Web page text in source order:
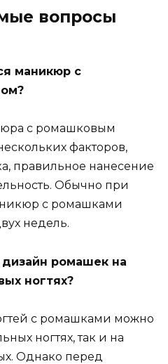
вопросы
маникюр с
с ромашковым
факторов,
правильное нанесение
Обычно при
с ромашками
недель.
ромашек на
ногтях?
с ромашками можно
ногтях, так и на
Однако перед